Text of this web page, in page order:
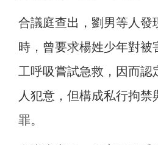
合議庭查出，劉男等人發
時，曾要求楊姓少年對被
工呼吸嘗試急救，因而認
人犯意，但構成私行拘
罪。